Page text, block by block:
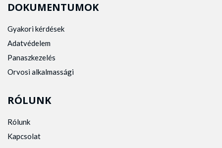
DOKUMENTUMOK
Gyakori kérdések
Adatvédelem
Panaszkezelés
Orvosi alkalmassági
RÓLUNK
Rólunk
Kapcsolat